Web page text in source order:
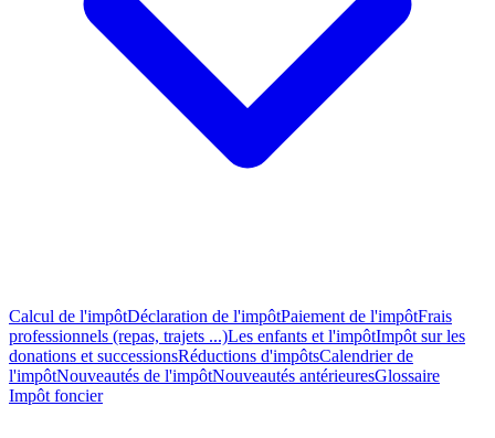
Calcul de l'impôtDéclaration de l'impôtPaiement de l'impôtFrais
professionnels (repas, trajets ...)Les enfants et l'impôtImpôt sur les
donations et successionsRéductions d'impôtsCalendrier de
l'impôtNouveautés de l'impôtNouveautés antérieuresGlossaire
Impôt foncier